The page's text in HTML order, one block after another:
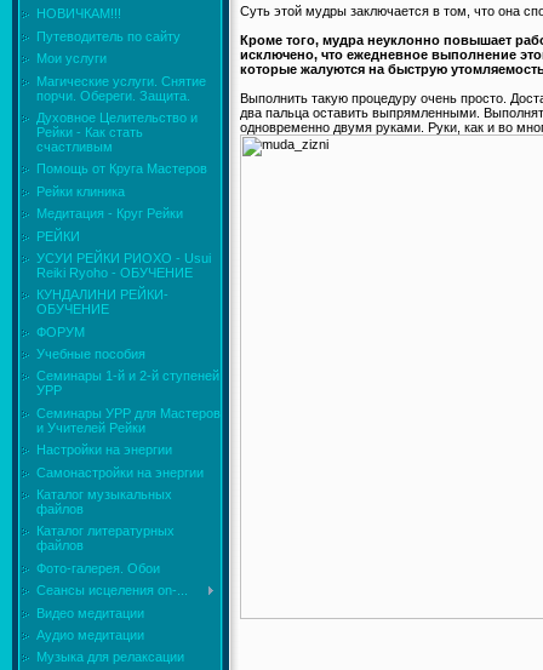
НОВИЧКАМ!!!
Путеводитель по сайту
Мои услуги
Магические услуги. Снятие
порчи. Обереги. Защита.
Духовное Целительство и
Рейки - Как стать
счастливым
Помощь от Круга Мастеров
Рейки клиника
Медитация - Круг Рейки
РЕЙКИ
УСУИ РЕЙКИ РИОХО - Usui
Reiki Ryoho - ОБУЧЕНИЕ
КУНДАЛИНИ РЕЙКИ-
ОБУЧЕНИЕ
ФОРУМ
Учебные пособия
Семинары 1-й и 2-й ступеней
УРР
Семинары УРР для Мастеров
и Учителей Рейки
Настройки на энергии
Самонастройки на энергии
Каталог музыкальных
файлов
Каталог литературных
файлов
Фото-галерея. Обои
Сеансы исцеления on-...
Видео медитации
Аудио медитации
Музыка для релаксации
Суть этой мудры заключается в том, что она
Кроме того, мудра неуклонно повышает
исключено, что ежедневное выполнение
которые жалуются на быструю
Выполнить такую процедуру очень просто.
два пальца оставить выпрямленными.
одновременно двумя руками. Руки, как и во